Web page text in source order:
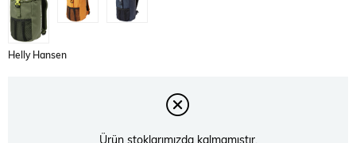
Helly Hansen
Ürün stoklarımızda kalmamıştır.